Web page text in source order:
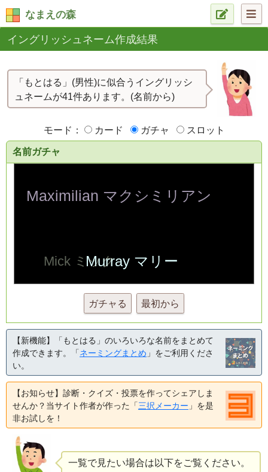
なまえの森
イングリッシュネーム作成結果
「もとはる」(男性)に似合うイングリッシ
ュネームが41件あります。(名前から)
モード： カード ガチャ スロット
名前ガチャ
ガチャる 最初から
【新機能】「もとはる」のいろいろな名前をまとめて
作成できます。「ネーミングまとめ 」をご利用くださ
い。
【お知らせ】診断・クイズ・投票を作ってシェアしま
せんか？当サイト作者が作った「三択メーカー 」を是
非お試しを！
一覧で見たい場合は以下をご覧ください。